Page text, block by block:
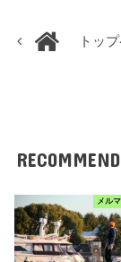
トッ
RECOMMEND
メル